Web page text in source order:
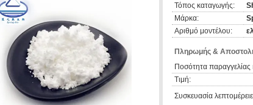
Τόπος καταγωγής:
Μάρκα:
Αριθμό μοντέλου:
Πληρωμής &
Ποσότητα παραγγελίας
Τιμή:
Συσκευασία